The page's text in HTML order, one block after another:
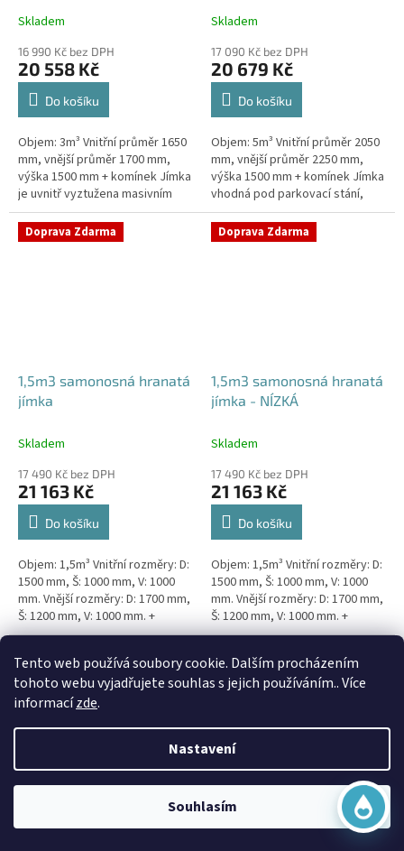
Tento web používá soubory cookie. Dalším procházením
tohoto webu vyjadřujete souhlas s jejich používáním.. Více
informacízde.
Nastavení
Souhlasím
Skladem
16 990 Kč bez DPH
20 558 Kč
Do košíku
Objem: 3m³ Vnitřní průměr 1650
mm, vnější průměr 1700 mm,
výška 1500 mm + komínek Jímka
je uvnitř vyztužena masivním
žebrováním pro garanci její
samonosnosti.Kvalitní, pevná...
Skladem
17 090 Kč bez DPH
20 679 Kč
Do košíku
Objem: 5m³ Vnitřní průměr 2050
mm, vnější průměr 2250 mm,
výška 1500 mm + komínek Jímka
vhodná pod parkovací stání,
komunikace i terasy Průměr
přítoku specifikujte v...
Doprava Zdarma
1,5m3 samonosná hranatá
jímka
Skladem
17 490 Kč bez DPH
21 163 Kč
Do košíku
Objem: 1,5m³ Vnitřní rozměry: D:
1500 mm, Š: 1000 mm, V: 1000
mm. Vnější rozměry: D: 1700 mm,
Š: 1200 mm, V: 1000 mm. +
komínek Kvalitní, pevná jímka
Doprava Zdarma
1,5m3 samonosná hranatá
jímka - NÍZKÁ
Skladem
17 490 Kč bez DPH
21 163 Kč
Do košíku
Objem: 1,5m³ Vnitřní rozměry: D:
1500 mm, Š: 1000 mm, V: 1000
mm. Vnější rozměry: D: 1700 mm,
Š: 1200 mm, V: 1000 mm. +
komínek Snížené provedení s
Doprava Zdarma Doprava Zdarma
3m3 samonosná kruhová
Online
Začít konverzaci